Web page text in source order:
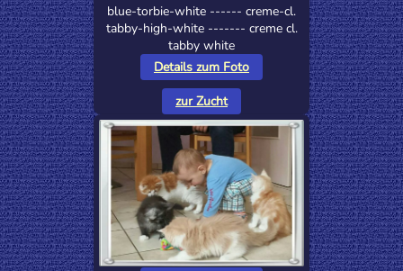
blue-torbie-white ------ creme-cl.
tabby-high-white ------- creme cl.
tabby white
Details zum Foto
zur Zucht